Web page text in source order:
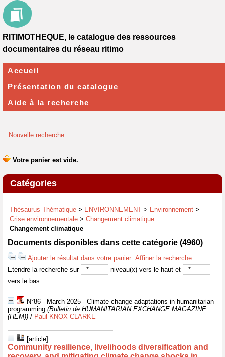
Nouvelle recherche
Catégories
Thésaurus Thématique > ENVIRONNEMENT > Environnement >
Crise environnementale > Changement climatique
Changement climatique
Documents disponibles dans cette catégorie (4960)
Ajouter le résultat dans votre panier Affiner la recherche
Etendre la recherche sur
niveau(x) vers le haut et
vers le bas
N°86 - March 2025 - Climate change adaptations in humanitarian
programming (Bulletin de HUMANITARIAN EXCHANGE MAGAZINE
(HEM)) / Paul KNOX CLARKE
[article]
Community resilience, livelihoods diversification and
RITIMOTHEQUE, le catalogue des ressources
documentaires du réseau ritimo
Accueil
Présentation du catalogue
Aide à la recherche